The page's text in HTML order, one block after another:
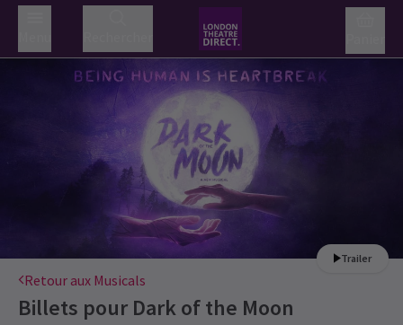
Trailer
Retour aux Musicals
Billets pour Dark of the Moon